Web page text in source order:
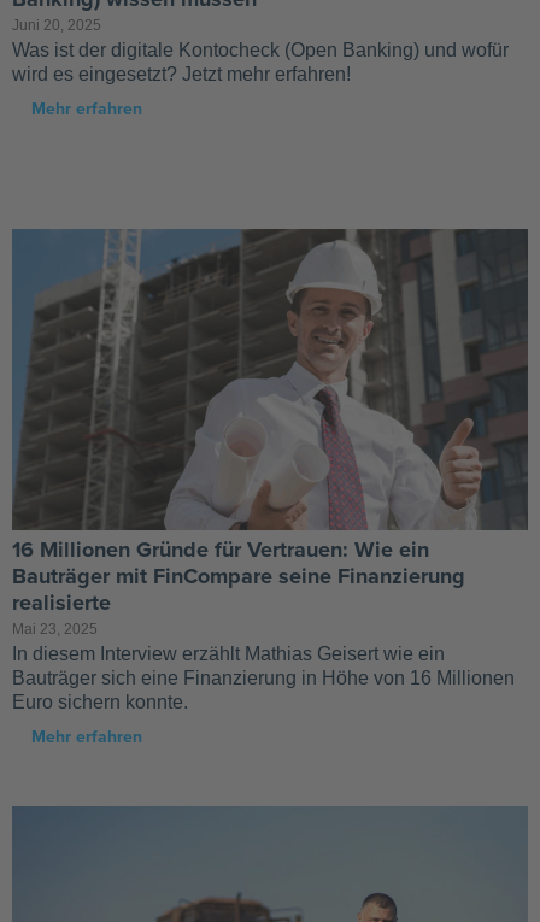
Juni 20, 2025
Was ist der digitale Kontocheck (Open Banking) und wofür
wird es eingesetzt? Jetzt mehr erfahren!
Mehr erfahren
16 Millionen Gründe für Vertrauen: Wie ein
Bauträger mit FinCompare seine Finanzierung
realisierte
Mai 23, 2025
In diesem Interview erzählt Mathias Geisert wie ein
Bauträger sich eine Finanzierung in Höhe von 16 Millionen
Euro sichern konnte.
Mehr erfahren